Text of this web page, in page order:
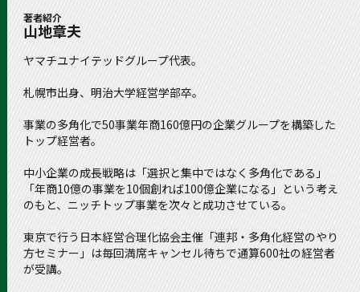
著者紹介
山地章夫
ヤマチユナイテッドグループ代表。
札幌市出身、明治大学経営学部卒。
事業の多角化で50事業年商160億円の企業グループを構築した
トップ経営者。
中小企業の成長戦略は「選択と集中ではなく多角化である」
「年商10億の事業を10個創れば100億企業になる」という考え
のもと、ニッチトップ事業を次々と成功させている。
東京で行う日本経営合理化協会主催「連邦・多角化経営のやり
方セミナー」は毎回満席キャンセル待ちで通算600社の経営者
が受講。